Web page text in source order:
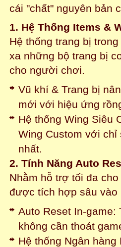
cái "chất" nguyên bản
1. Hệ Thống Items &
Hệ thống trang bị
xa những bộ trang bị
cho người chơi.
Vũ khí & Trang bị
mới với hiệu ứng
Hệ thống Wing Siêu
Wing Custom với
nhất.
2. Tính Năng Auto
Nhằm hỗ trợ tối đa
được tích hợp sâu vào
Auto Reset In-game:
không cần thoát
Hệ thống Ngân